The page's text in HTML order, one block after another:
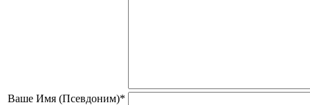
Ваше Имя (Псевдоним)*